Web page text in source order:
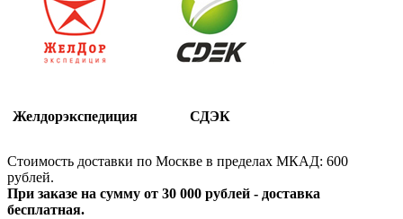
Желдорэкспедиция СДЭК
Стоимость доставки по Москве в пределах МКАД: 600
рублей.
При заказе на сумму от 30 000 рублей - доставка
бесплатная.